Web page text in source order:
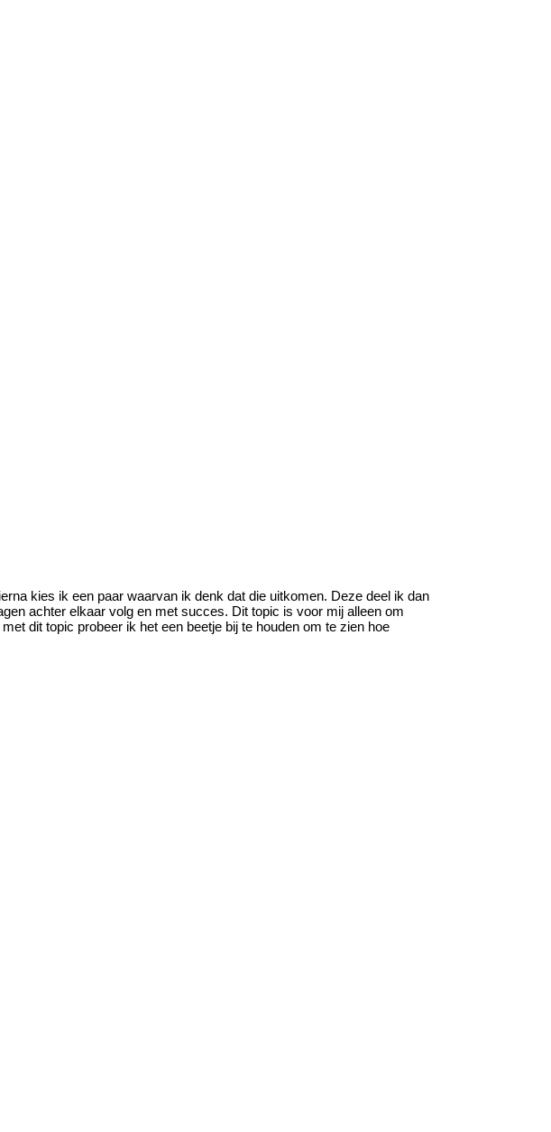
kies ik een paar waarvan ik denk dat die uitkomen. Deze deel ik dan
achter elkaar volg en met succes. Dit topic is voor mij alleen om
dit topic probeer ik het een beetje bij te houden om te zien hoe